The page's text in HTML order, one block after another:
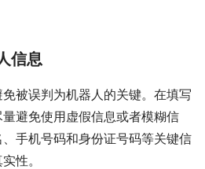
信息
被误判为机器人的关键。在填写
避免使用虚假信息或者模糊信
手机号码和身份证号码等关键信
性。